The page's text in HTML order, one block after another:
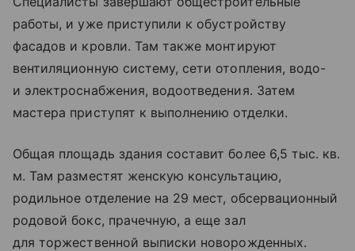
работы, и уже приступили к обустройству
фасадов и кровли. Там также монтируют
вентиляционную систему, сети отопления, водо-
и электроснабжения, водоотведения. Затем
мастера приступят к выполнению отделки.
Общая площадь здания составит более 6,5 тыс. кв.
м. Там разместят женскую консультацию,
родильное отделение на 29 мест, обсервационный
родовой бокс, прачечную, а еще зал
для торжественной выписки новорожденных.